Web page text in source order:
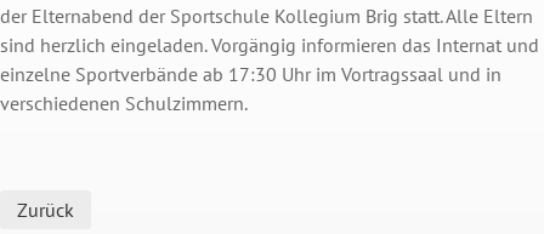
der Elternabend der Sportschule Kollegium Brig statt. Alle Eltern
sind herzlich eingeladen. Vorgängig informieren das Internat und
einzelne Sportverbände ab 17:30 Uhr im Vortragssaal und in
verschiedenen Schulzimmern.
Zurück